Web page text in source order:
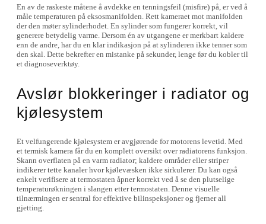
En av de raskeste måtene å avdekke en tenningsfeil (misfire) på, er ved å
måle temperaturen på eksosmanifolden. Rett kameraet mot manifolden
der den møter sylinderhodet. En sylinder som fungerer korrekt, vil
generere betydelig varme. Dersom én av utgangene er merkbart kaldere
enn de andre, har du en klar indikasjon på at sylinderen ikke tenner som
den skal. Dette bekrefter en mistanke på sekunder, lenge før du kobler til
et diagnoseverktøy.
Avslør blokkeringer i radiator og
kjølesystem
Et velfungerende kjølesystem er avgjørende for motorens levetid. Med
et termisk kamera får du en komplett oversikt over radiatorens funksjon.
Skann overflaten på en varm radiator; kaldere områder eller striper
indikerer tette kanaler hvor kjølevæsken ikke sirkulerer. Du kan også
enkelt verifisere at termostaten åpner korrekt ved å se den plutselige
temperaturøkningen i slangen etter termostaten. Denne visuelle
tilnærmingen er sentral for effektive bilinspeksjoner og fjerner all
gjetting.